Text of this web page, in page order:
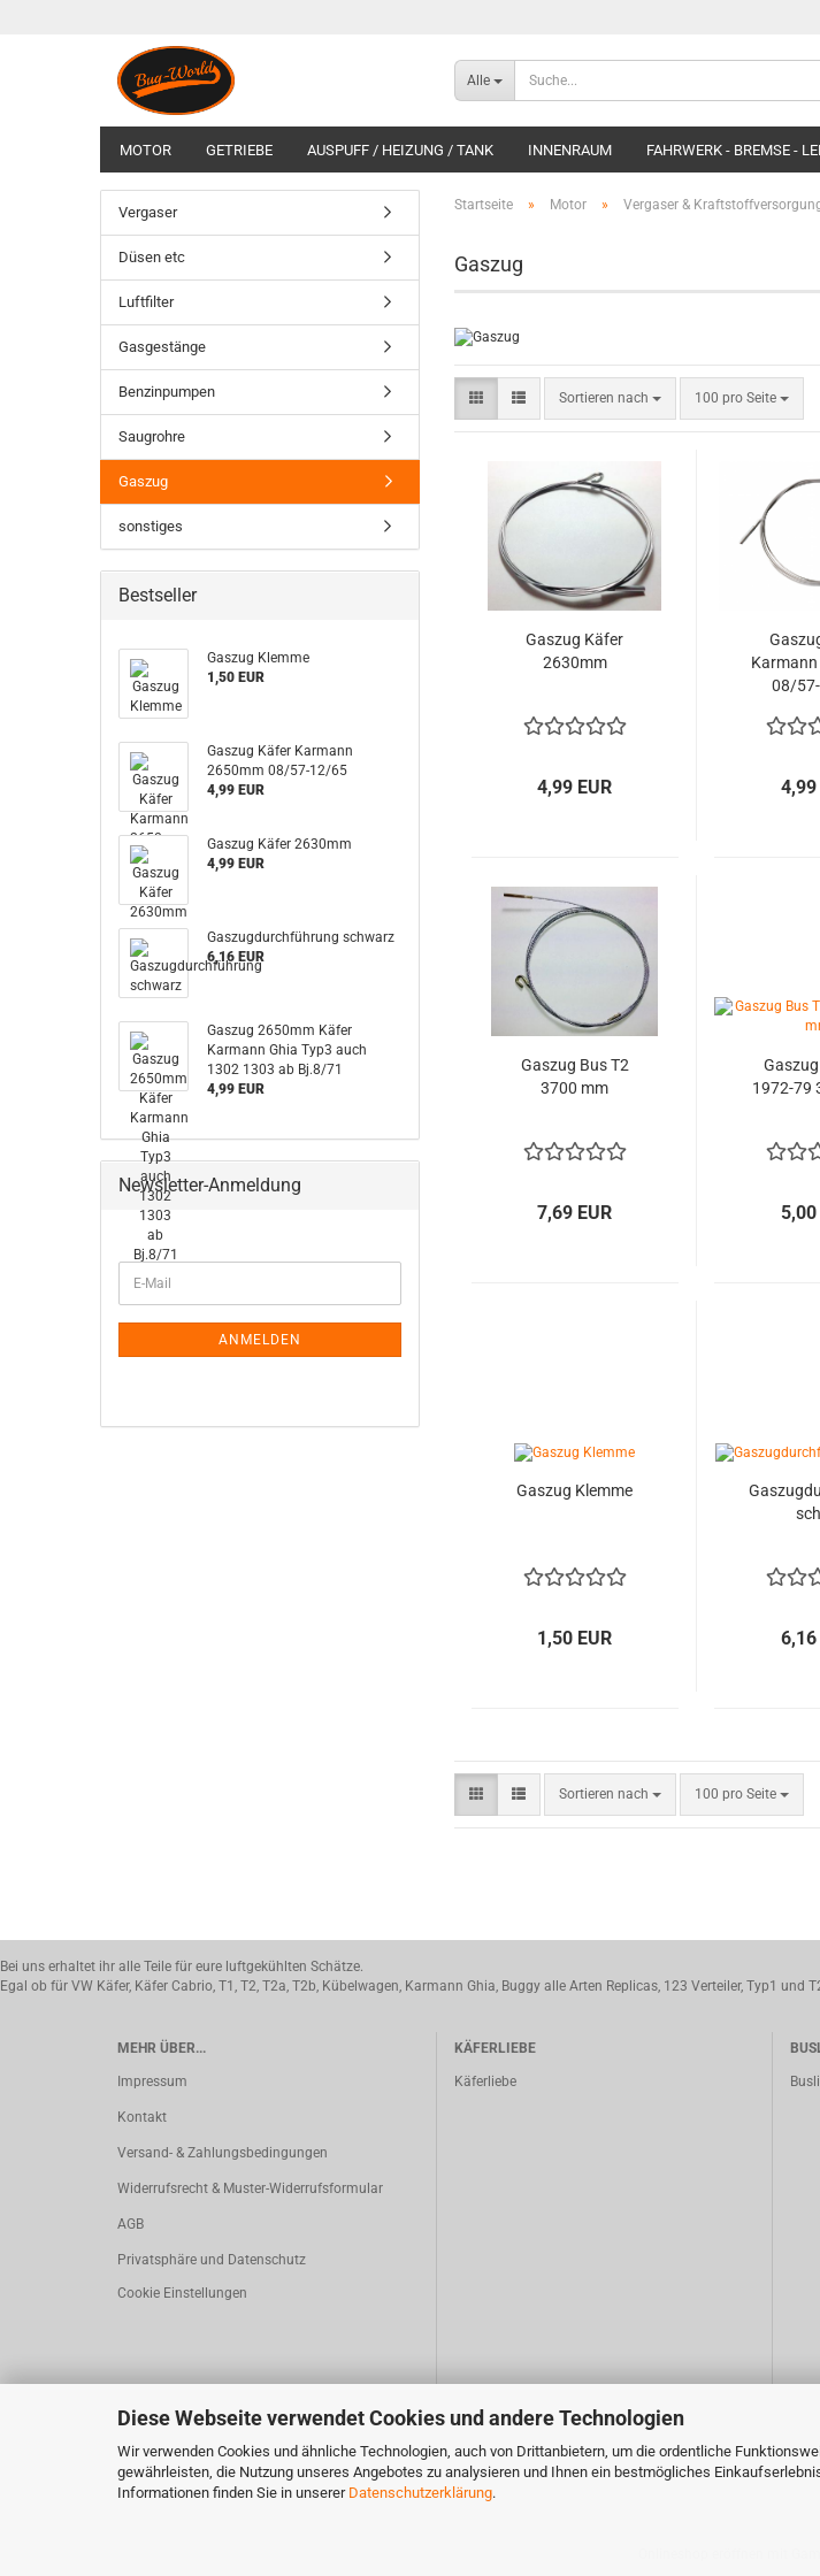
Diese Webseite verwendet Cookies und andere Technologien
Wir verwenden Cookies und ähnliche Technologien, auch von Drittanbietern, um die ordentliche
gewährleisten, die Nutzung unseres Angebotes zu analysieren und Ihnen ein bestmögliches
Informationen finden Sie in unserer Datenschutzerklärung.
Alle
MOTOR GETRIEBE AUSPUFF / HEIZUNG / TANK INNENRAUM FAHRWERK - BREMSE -
1600 I ZUBEHÖR EINSPRITZUNG / STEUERGERÄT / ZUBEHÖR SONSTIGES
Startseite » Motor » Vergaser &
Gaszug
Sortieren nach
Sortieren nach 100 pro Seite
pro Seite
Gaszug Käfer
2630mm
4,99 EUR
08/
4,99
Gaszug Bus T2
3700 mm
7,69 EUR
1972-79
5,00
Gaszug Klemme
1,50 EUR 6,16
Sortieren nach
Sortieren nach 100 pro Seite
pro Seite
Vergaser
Düsen etc
Luftfilter
Gasgestänge
Benzinpumpen
Saugrohre
Gaszug
sonstiges
Bestseller
Gaszug Klemme
1,50 EUR
Gaszug Käfer Karmann
2650mm 08/57-12/65
4,99 EUR
Gaszug Käfer 2630mm
4,99 EUR
Gaszugdurchführung schwarz
6,16 EUR
Gaszug 2650mm Käfer
Karmann Ghia Typ3 auch
1302 1303 ab Bj.8/71
4,99 EUR
Newsletter-Anmeldung
ZUR
NEWSLETTER-
E-
Mail
ANMELDEN
Bei uns erhaltet ihr alle Teile für eure luftgekühlten Schätze.
Egal ob für VW Käfer, Käfer Cabrio, T1, T2, T2a, T2b, Kübelwagen, Karmann Ghia, Buggy alle Arten Replicas, 123 Verteiler, Typ1 und
MEHR ÜBER...
Impressum
Kontakt
Versand- & Zahlungsbedingungen
Widerrufsrecht & Muster-Widerrufsformular
AGB
Privatsphäre und Datenschutz
Cookie Einstellungen
KÄFERLIEBE
Käferliebe